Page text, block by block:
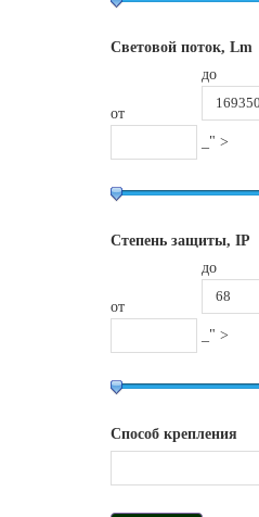
Световой поток, Lm
от
до
_" >
Степень защиты, IP
от
до
_" >
Способ крепления